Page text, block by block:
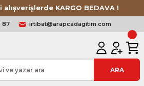
KARGO BEDAVA !
87 irtibat@arapcadagitim.com
ARA